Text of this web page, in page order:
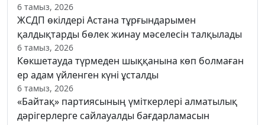
6 тамыз, 2026
ЖСДП өкілдері Астана тұрғындарымен
қалдықтарды бөлек жинау мәселесін талқылады
6 тамыз, 2026
Көкшетауда түрмеден шыққанына көп болмаған
ер адам үйленген күні ұсталды
6 тамыз, 2026
«Байтақ» партиясының үміткерлері алматылық
дәрігерлерге сайлауалды бағдарламасын